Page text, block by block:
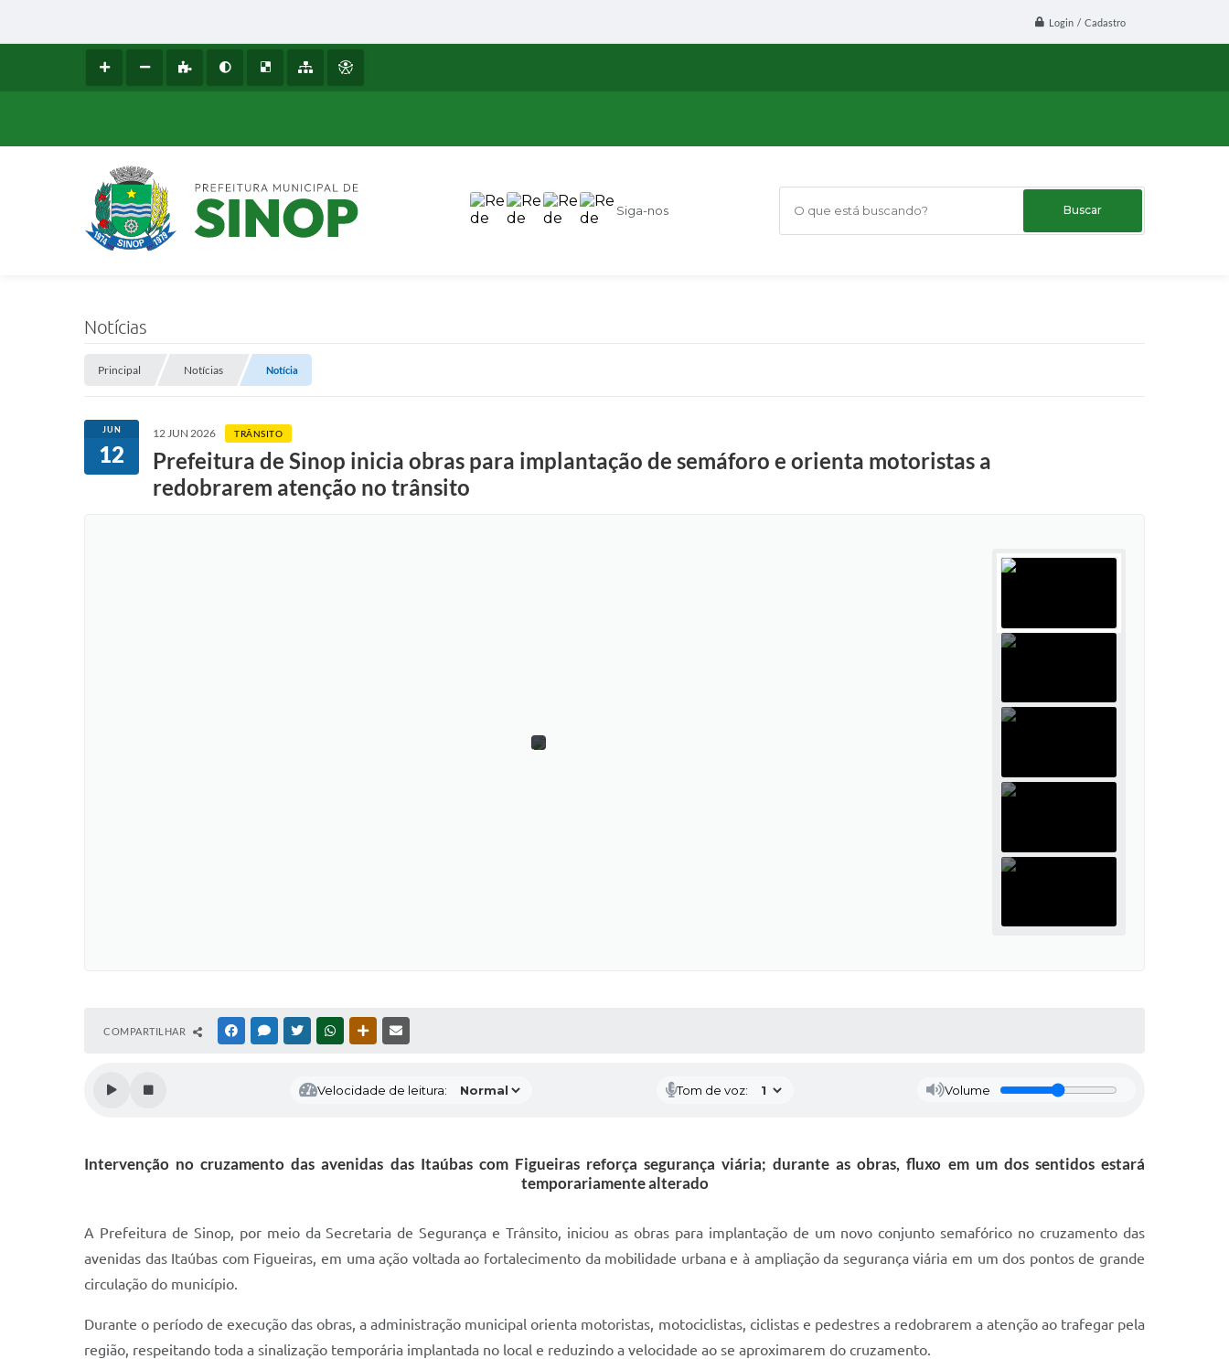
Login / Cadastro
Siga-nos O que está buscando?
Notícias
Principal Notícias Notícia
JUN
12
12 JUN 2026 TRÂNSITO
Prefeitura de Sinop inicia obras para implantação de semáforo e orienta motoristas a
redobrarem atenção no trânsito
COMPARTILHAR FACEBOOKMESSENGER
TWITTERWHATSAPPOUTRAS MÍDIAS
Velocidade de leitura: Tom de voz: Volume
Intervenção no cruzamento das avenidas das Itaúbas com Figueiras reforça segurança viária; durante as obras, fluxo em um dos sentidos estará
temporariamente alterado
A Prefeitura de Sinop, por meio da Secretaria de Segurança e Trânsito, iniciou as obras para implantação de um novo conjunto semafórico no cruzamento das
avenidas das Itaúbas com Figueiras, em uma ação voltada ao fortalecimento da mobilidade urbana e à ampliação da segurança viária em um dos pontos de grande
circulação do município.
Durante o período de execução das obras, a administração municipal orienta motoristas, motociclistas, ciclistas e pedestres a redobrarem a atenção ao trafegar pela
região, respeitando toda a sinalização temporária implantada no local e reduzindo a velocidade ao se aproximarem do cruzamento.